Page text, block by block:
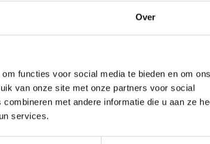
Over
functies voor social media te bieden en om ons
van onze site met onze partners voor social
met andere informatie die u aan ze
services.